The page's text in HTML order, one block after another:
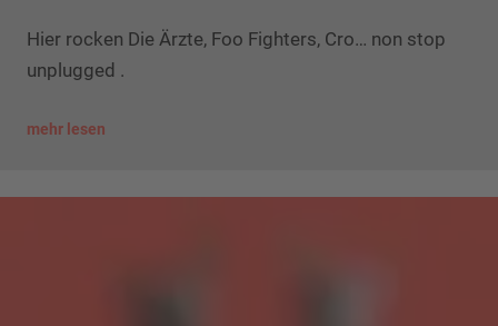
Hier rocken Die Ärzte, Foo Fighters, Cro… non stop
unplugged .
mehr lesen